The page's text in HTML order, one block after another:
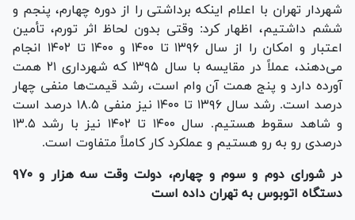
شهردار تهران با اعلام اینکه برداشتی را از دوره چهارم، پنجم و
ششم داشتیم، اظهار کرد: وقتی بدون لحاظ اثر تورم، تأمین
اعتبار و امکان را از سال ۱۳۹۶ تا ۱۴۰۰ و ۱۴۰۰ تا ۱۴۰۲ انجام
می‌دهند، عملاً در مقایسه با سال ۱۳۹۵ که شهرداری ۲۱ همت
آورده دارد و پنج همت آن وام است، رشد قیمت‌ها منفی چهار
درصد است. رشد سال ۱۳۹۶ تا ۱۴۰۰ نیز منفی ۱۸.۵ درصد است
و شاهد سقوط هستیم. سال ۱۴۰۰ تا ۱۴۰۲ نیز با رشد ۱۳.۵
درصدی رو به رو هستیم و عملکرد کار کاملاً متفاوت است.
در شورای دوم و سوم و چهارم، دولت وقت سه هزار و ۹۷۰
دستگاه اتوبوس به تهران داده است